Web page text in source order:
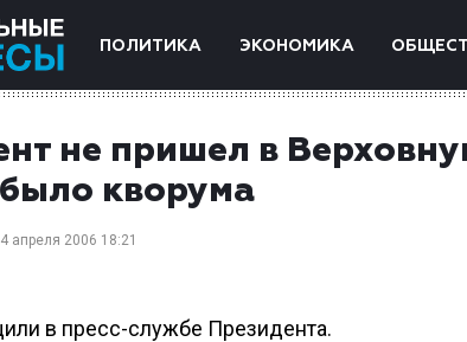
ПОЛИТИКА ЭКОНОМИКА
не пришел в
кворума
апреля 2006 18:21
в пресс-службе Президента.